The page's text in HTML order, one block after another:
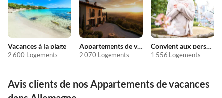
Vacances à la plage
2 600 Logements
Appartements de vacances pas chers
2 070 Logements
Convient aux personnes allergiques
1 556 Logements
Avis clients de nos Appartements de vacances